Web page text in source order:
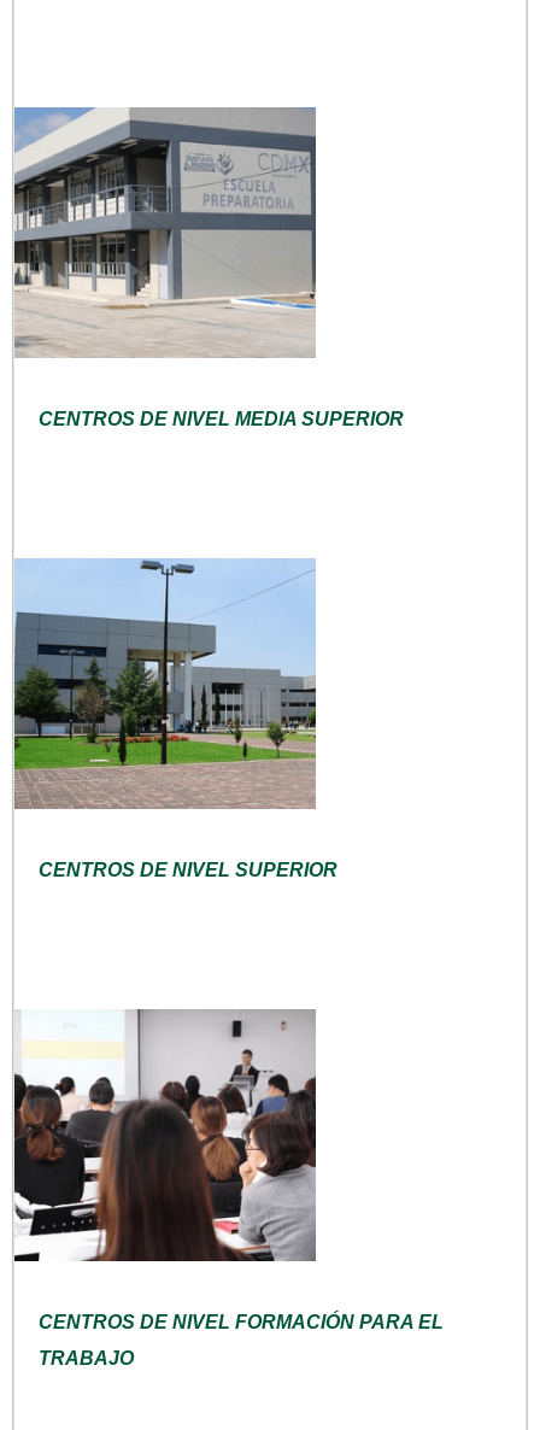
CENTROS DE NIVEL MEDIA SUPERIOR
CENTROS DE NIVEL SUPERIOR
CENTROS DE NIVEL FORMACIÓN PARA EL
TRABAJO